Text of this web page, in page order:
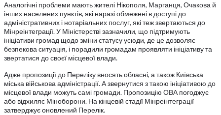
Аналогічні проблеми мають жителі Нікополя, Марганця, Очакова й
інших населених пунктів, які наразі обмежені в доступі до
адміністративних і нотаріальних послуг, які теж звертаються до
Мінреінтеграції. У Міністерстві зазначили, що підтримують
ініціативи громад щодо зміни статусу усюди, де це дозволяє
безпекова ситуація, і порадили громадам проявляти ініціативу та
звертатися до своєї місцевої влади.
Адже пропозиції до Переліку вносять обласні, а також Київська
міська військова адміністрації. А звернутися з такою ініціативою до
місцевої влади можуть самі громади. Пропозицію ОВА погоджує
або відхиляє Міноборони. На кінцевій стадії Мінреінтеграції
затверджує оновлений Перелік.